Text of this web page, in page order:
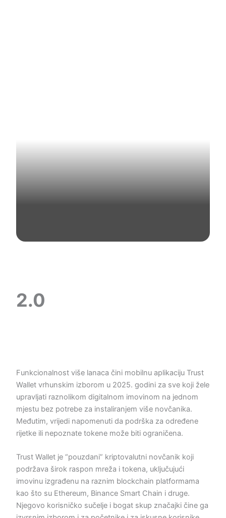
2.0
Funkcionalnost više lanaca čini mobilnu aplikaciju Trust
Wallet vrhunskim izborom u 2025. godini za sve koji žele
upravljati raznolikom digitalnom imovinom na jednom
mjestu bez potrebe za instaliranjem više novčanika.
Međutim, vrijedi napomenuti da podrška za određene
rijetke ili nepoznate tokene može biti ograničena.
Trust Wallet je “pouzdani” kriptovalutni novčanik koji
podržava širok raspon mreža i tokena, uključujući
imovinu izgrađenu na raznim blockchain platformama
kao što su Ethereum, Binance Smart Chain i druge.
Njegovo korisničko sučelje i bogat skup značajki čine ga